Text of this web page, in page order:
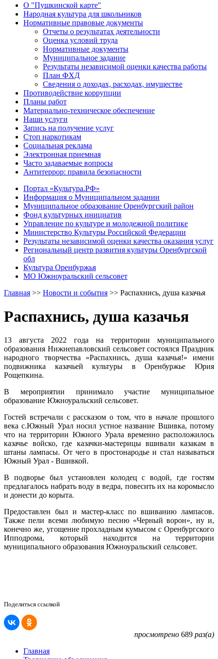
О "Пушкинской карте"
Народная культура для школьников
Нормативные правовые документы
Отчеты о результатах деятельности
Оценка условий труда
Нормативные документы
Муниципальное задание
Результаты независимой оценки качества работы
План ФХД
Сведения о доходах, расходах, имуществе
Противодействие коррупции
Планы работ
Материально-техническое обеспечение
Наши услуги
Запись на получение услуг
Стоп наркотикам
Социальная реклама
Электронная приемная
Часто задаваемые вопросы
Антитеррор: правила безопасности
Портал «Культура.РФ»
Информация о Муниципальном задании
Муниципальное образование Оренбургский район
Фонд культурных инициатив
Управление по культуре и молодежной политике
Министерство Культуры Российской Федерации
Результаты независимой оценки качества оказания услуг
Региональный центр развития культуры Оренбургской
обл
Культура Оренбуржья
МО Южноуральский сельсовет
Главная >> Новости и события >> Распахнись, душа казачья
Распахнись, душа казачья
13 августа 2022 года на территории муниципального
образования Нижнепавловский сельсовет состоялся Праздник
народного творчества «Распахнись, душа казачья!» имени
подвижника казачьей культуры в Оренбуржье Юрия
Рощепкина.
В мероприятии принимало участие муниципальное
образование Южноуральский сельсовет.
Гостей встречали с рассказом о том, что в начале прошлого
века с.Южный Урал носил устное название Вшивка, потому
что на территории Южного Урала временно расположилось
казачье войско, где казачки-мастерицы вшивали казакам в
штаны лампасы. От чего в простонародье и стал называться
Южный Урал - Вшивкой.
В подворье был установлен колодец с водой, где гостям
предлагалось набрать воду в ведра, повесить их на коромысло
и донести до корыта.
Предоставлен был и мастер-класс по вшиванию лампасов.
Также пели всеми любимую песню «Черный ворон», ну и,
конечно же, угощение прохладным кумысом с Оренбургского
Ипподрома, который находится на территории
муниципального образования Южноуральский сельсовет.
Поделиться ссылкой
просмотрено 689 раз(а)
Главная